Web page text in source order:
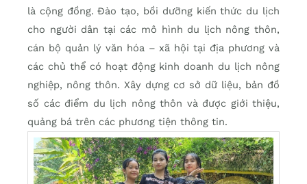
là cộng đồng. Đào tạo, bồi dưỡng kiến thức du lịch
cho người dân tại các mô hình du lịch nông thôn,
cán bộ quản lý văn hóa – xã hội tại địa phương và
các chủ thể có hoạt động kinh doanh du lịch nông
nghiệp, nông thôn. Xây dựng cơ sở dữ liệu, bản đồ
số các điểm du lịch nông thôn và được giới thiệu,
quảng bá trên các phương tiện thông tin.